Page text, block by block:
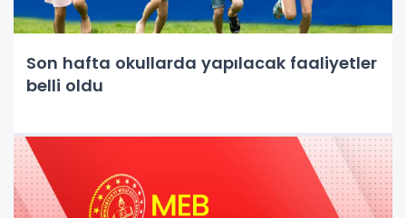
Son hafta okullarda yapılacak faaliyetler
belli oldu